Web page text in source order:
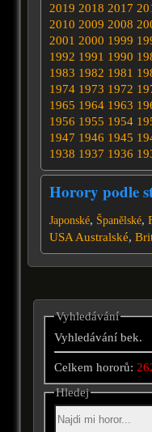
2019 2018 2017
2010 2009 2008
2001 2000 1999
1992 1991 1990
1983 1982 1981
1974 1973 1972
1965 1964 1963
1956 1955 1954
1947 1946 1945
1938 1937 1936
Horory podle
Japonské, Španělské,
USA Australské,
Vyhledávání
Vyhledávání bek.
Celkem hororů:
Hledej